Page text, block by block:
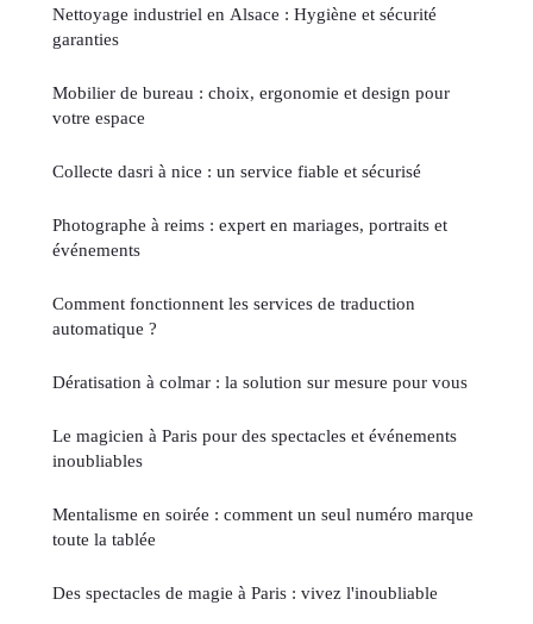
Nettoyage industriel en Alsace : Hygiène et sécurité
garanties
Mobilier de bureau : choix, ergonomie et design pour
votre espace
Collecte dasri à nice : un service fiable et sécurisé
Photographe à reims : expert en mariages, portraits et
événements
Comment fonctionnent les services de traduction
automatique ?
Dératisation à colmar : la solution sur mesure pour vous
Le magicien à Paris pour des spectacles et événements
inoubliables
Mentalisme en soirée : comment un seul numéro marque
toute la tablée
Des spectacles de magie à Paris : vivez l'inoubliable